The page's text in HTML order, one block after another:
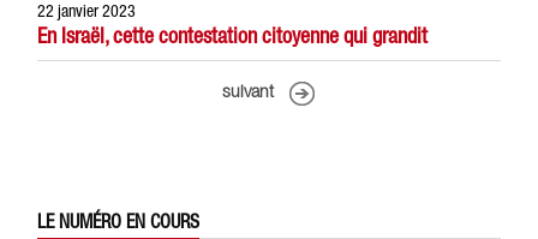
22 janvier 2023
En Israël, cette contestation citoyenne qui grandit
suivant
LE NUMÉRO EN COURS